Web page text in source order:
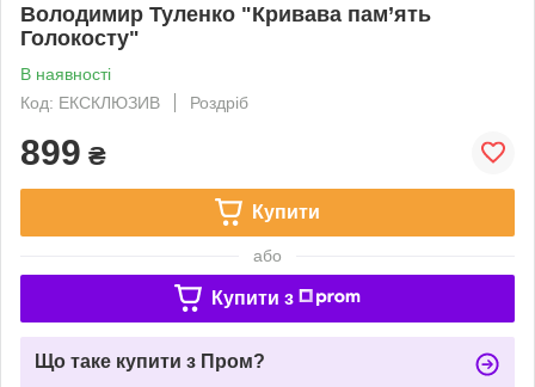
Володимир Туленко "Кривава пам’ять
Голокосту"
В наявності
Код: ЕКСКЛЮЗИВ
Роздріб
899 ₴
Купити
або
Купити з
Що таке купити з Пром?